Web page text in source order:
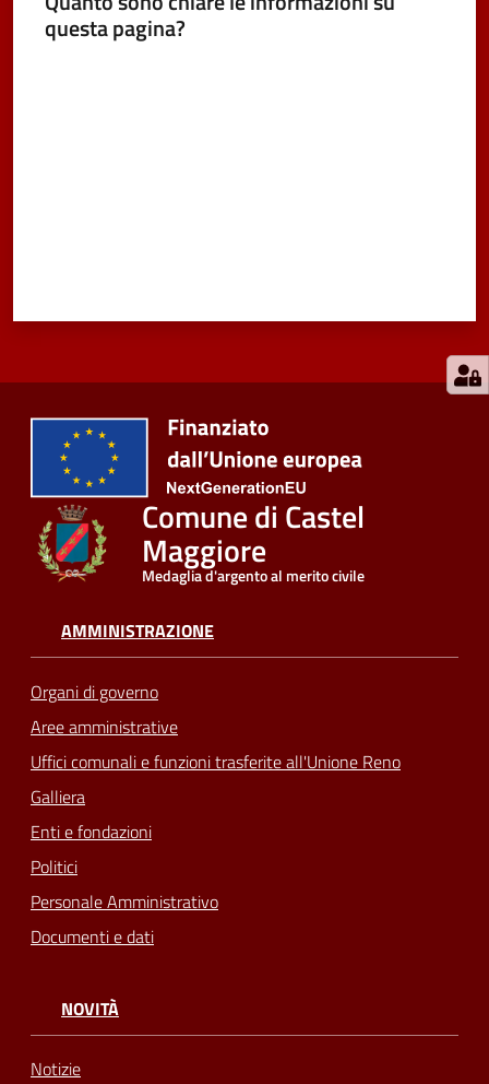
questa pagina?
Comune di Castel
Maggiore
Medaglia d'argento al merito civile
AMMINISTRAZIONE
Organi di governo
Aree amministrative
Uffici comunali e funzioni trasferite all'Unione Reno
Galliera
Enti e fondazioni
Politici
Personale Amministrativo
Documenti e dati
NOVITÀ
Notizie